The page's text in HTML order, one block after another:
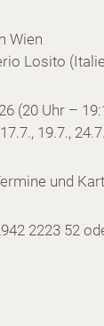
Wien
Losito
(20 Uhr –
19.7.,
und
2223 52